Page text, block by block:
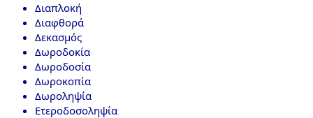
Διαπλοκή
Διαφθορά
Δεκασμός
Δωροδοκία
Δωροδοσία
Δωροκοπία
Δωροληψία
Ετεροδοσοληψία